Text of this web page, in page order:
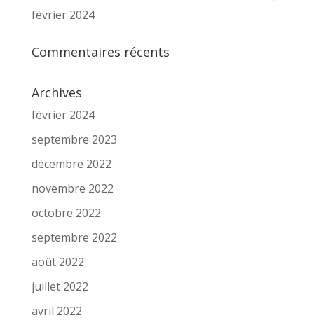
février 2024
Commentaires récents
Archives
février 2024
septembre 2023
décembre 2022
novembre 2022
octobre 2022
septembre 2022
août 2022
juillet 2022
avril 2022